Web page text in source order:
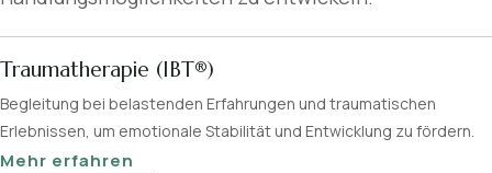
Traumatherapie (IBT®)
Begleitung bei belastenden Erfahrungen und traumatischen
Erlebnissen, um emotionale Stabilität und Entwicklung zu fördern.
Mehr erfahren